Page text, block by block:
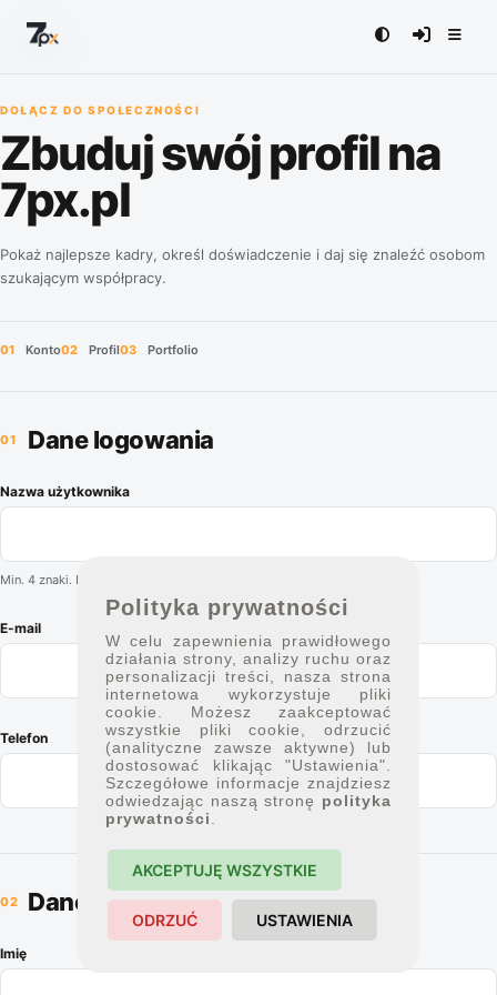
DOŁĄCZ DO SPOŁECZNOŚCI
Zbuduj swój profil na
7px.pl
Pokaż najlepsze kadry, określ doświadczenie i daj się znaleźć osobom
szukającym współpracy.
01 Konto02 Profil03 Portfolio
1 Dane logowania
Nazwa użytkownika
Min. 4 znaki. Dozwolone: a–z, 0–9, ., _, -. Bez spacji.
E-mail
Telefon
2 Dane profilu
Imię
Polityka prywatności
W celu zapewnienia prawidłowego
działania strony, analizy ruchu oraz
personalizacji treści, nasza strona
internetowa wykorzystuje pliki
cookie. Możesz zaakceptować
wszystkie pliki cookie, odrzucić
(analityczne zawsze aktywne) lub
dostosować klikając "Ustawienia".
Szczegółowe informacje znajdziesz
odwiedzając naszą stronę polityka
prywatności
AKCEPTUJĘ WSZYSTKIE
ODRZUĆ USTAWIENIA